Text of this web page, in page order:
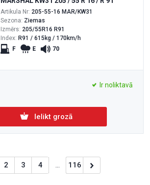
Artikula Nr: 205-55-16 MAR/KW31
Sezona: Ziemas
Izmērs: 205/55R16 R91
Index: R91 / 615kg / 170km/h
F
E 70
Ir noliktavā
Ielikt grozā
2 3 4 ... 116